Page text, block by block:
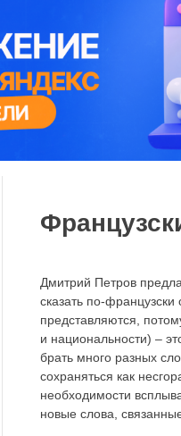
Дмитрий Петров
сказать по-
представляются,
и национальности) –
брать много разных
сохраняться как
необходимости
новые слова,